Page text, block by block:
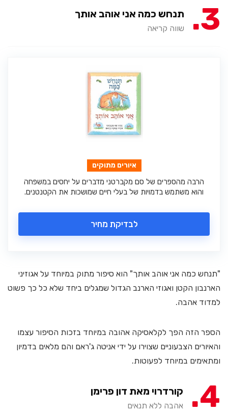
3 תנחש כמה אני אוהב אותך
שווה קריאה
איורים מתוקים
הרבה מהספרים של סם מקברטני מדברים על יחסים במשפחה
והוא משתמש בדמויות של בעלי חיים שמושכות את הקטנטנים.
לבדיקת מחיר
"תנחש כמה אני אוהב אותך" הוא סיפור מתוק במיוחד על אגוזיני
הארנבון הקטן ואגוזי הארנב הגדול שמגלים ביחד שלא כל כך פשוט
למדוד אהבה.
הספר הזה הפך לקלאסיקה אהובה במיוחד בזכות הסיפור עצמו
והאיורים הצבעוניים שצוירו על ידי אניטה ג'ראם והם מלאים בדמיון
ומתאימים במיוחד לפעוטות.
4 קורדרוי מאת דון פרימן
אהבה ללא תנאים